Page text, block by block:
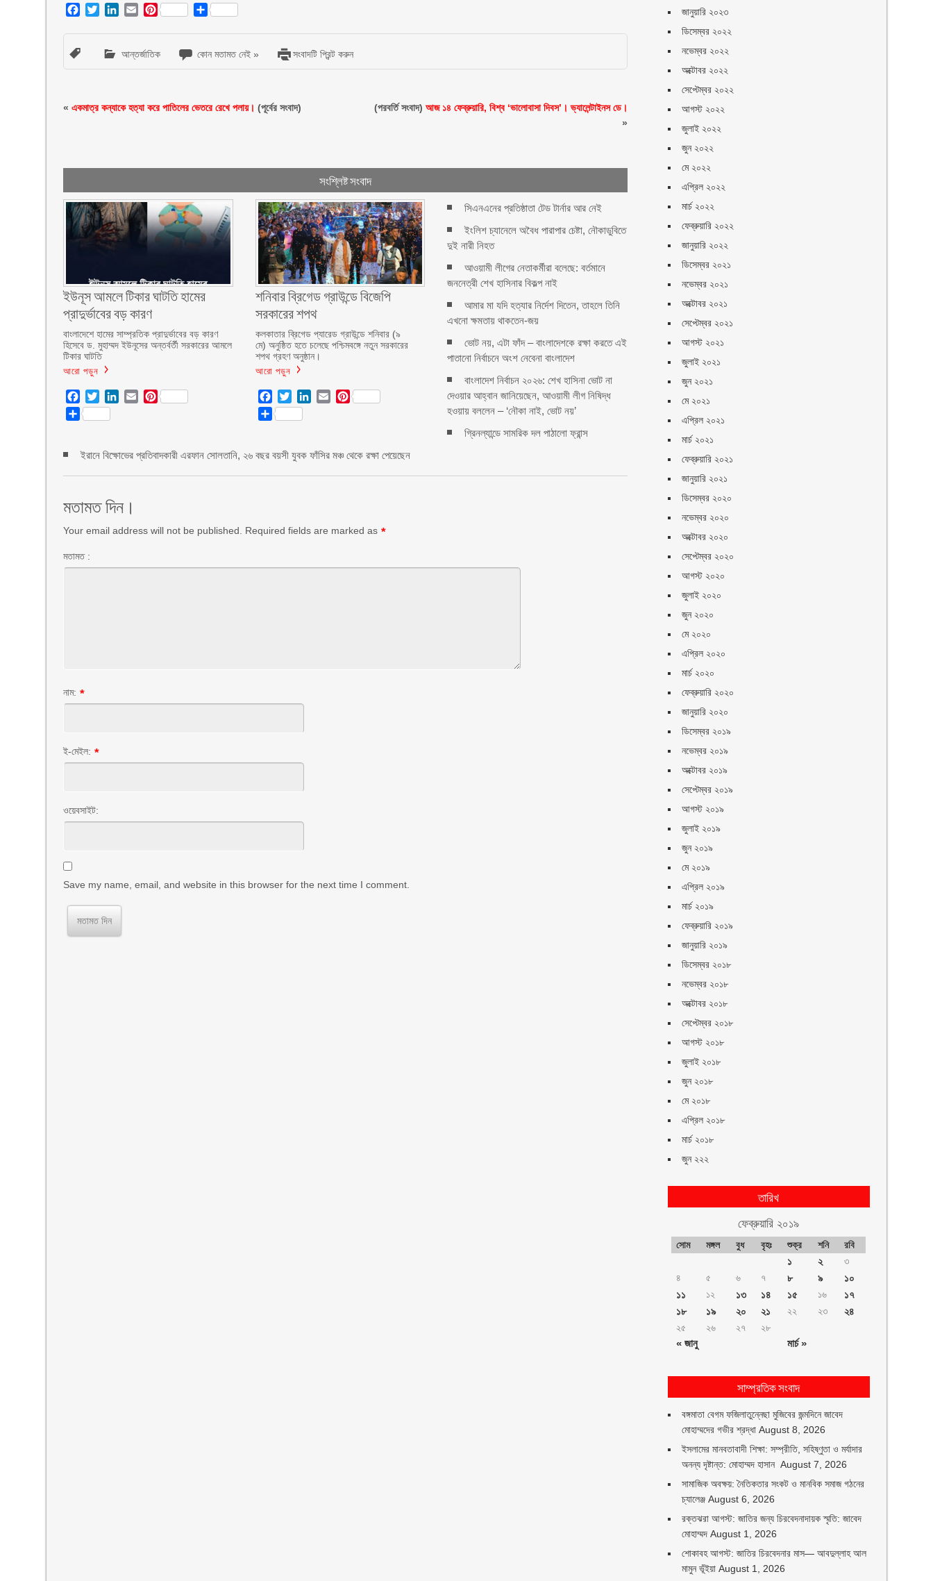
Facebook
TwitterLinkedIn
EmailPinterest Share
আন্তর্জাতিক কোন মতামত নেই » সংবাদটি প্রিন্ট করুন
«একমাত্র কন্যাকে হত্যা করে পাতিলের ভেতরে রেখে পলায়। (পূর্বের সংবাদ) (পরবর্তি সংবাদ)আজ ১৪ ফেব্রুয়ারি, বিশ্ব ‘ভালোবাসা দিবস’। ভ্যালেন্টাইনস ডে।
»
সংশ্লিষ্ট সংবাদ
ইউনূস আমলে টিকার ঘাটতি হামের
প্রাদুর্ভাবের বড় কারণ
বাংলাদেশে হামের সাম্প্রতিক প্রাদুর্ভাবের বড় কারণ
হিসেবে ড. মুহাম্মদ ইউনূসের অন্তর্বর্তী সরকারের আমলে
টিকার ঘাটতি
আরো পড়ুন
Facebook
TwitterLinkedIn
EmailPinterest
Share
শনিবার ব্রিগেড গ্রাউন্ডে বিজেপি
সরকারের শপথ
কলকাতার ব্রিগেড প্যারেড গ্রাউন্ডে শনিবার (৯
মে) অনুষ্ঠিত হতে চলেছে পশ্চিমবঙ্গে নতুন সরকারের
শপথ গ্রহণ অনুষ্ঠান।
আরো পড়ুন
Facebook
TwitterLinkedIn
EmailPinterest
Share
সিএনএনের প্রতিষ্ঠাতা টেড টার্নার আর নেই
ইংলিশ চ্যানেলে অবৈধ পারাপার চেষ্টা, নৌকাডুবিতে
দুই নারী নিহত
আওয়ামী লীগের নেতাকর্মীরা বলেছে: বর্তমানে
জননেত্রী শেখ হাসিনার বিকল্প নাই
আমার মা যদি হত্যার নির্দেশ দিতেন, তাহলে তিনি
এখনো ক্ষমতায় থাকতেন-জয়
ভোট নয়, এটা ফাঁদ – বাংলাদেশকে রক্ষা করতে এই
পাতানো নির্বাচনে অংশ নেবেনা বাংলাদেশ
বাংলাদেশ নির্বাচন ২০২৬: শেখ হাসিনা ভোট না
দেওয়ার আহ্বান জানিয়েছেন, আওয়ামী লীগ নিষিদ্ধ
হওয়ায় বললেন – ‘নৌকা নাই, ভোট নয়’
গ্রিনল্যান্ডে সামরিক দল পাঠালো ফ্রান্স
ইরানে বিক্ষোভের প্রতিবাদকারী এরফান সোলতানি, ২৬ বছর বয়সী যুবক ফাঁসির মঞ্চ থেকে রক্ষা পেয়েছেন
মতামত দিন।
Your email address will not be published. Required fields are marked as *
মতামত :
নাম: *
ই-মেইল: *
ওয়েবসাইট:
Save my name, email, and website in this browser for the next time I comment.
জানুয়ারি ২০২৩
ডিসেম্বর ২০২২
নভেম্বর ২০২২
অক্টোবর ২০২২
সেপ্টেম্বর ২০২২
আগস্ট ২০২২
জুলাই ২০২২
জুন ২০২২
মে ২০২২
এপ্রিল ২০২২
মার্চ ২০২২
ফেব্রুয়ারি ২০২২
জানুয়ারি ২০২২
ডিসেম্বর ২০২১
নভেম্বর ২০২১
অক্টোবর ২০২১
সেপ্টেম্বর ২০২১
আগস্ট ২০২১
জুলাই ২০২১
জুন ২০২১
মে ২০২১
এপ্রিল ২০২১
মার্চ ২০২১
ফেব্রুয়ারি ২০২১
জানুয়ারি ২০২১
ডিসেম্বর ২০২০
নভেম্বর ২০২০
অক্টোবর ২০২০
সেপ্টেম্বর ২০২০
আগস্ট ২০২০
জুলাই ২০২০
জুন ২০২০
মে ২০২০
এপ্রিল ২০২০
মার্চ ২০২০
ফেব্রুয়ারি ২০২০
জানুয়ারি ২০২০
ডিসেম্বর ২০১৯
নভেম্বর ২০১৯
অক্টোবর ২০১৯
সেপ্টেম্বর ২০১৯
আগস্ট ২০১৯
জুলাই ২০১৯
জুন ২০১৯
মে ২০১৯
এপ্রিল ২০১৯
মার্চ ২০১৯
ফেব্রুয়ারি ২০১৯
জানুয়ারি ২০১৯
ডিসেম্বর ২০১৮
নভেম্বর ২০১৮
অক্টোবর ২০১৮
সেপ্টেম্বর ২০১৮
আগস্ট ২০১৮
জুলাই ২০১৮
জুন ২০১৮
মে ২০১৮
এপ্রিল ২০১৮
মার্চ ২০১৮
জুন ২২২
তারিখ
ফেব্রুয়ারি ২০১৯
সোম মঙ্গল বুধ বৃহঃ শুক্র শনি রবি
« জানু মার্চ »
১ ২
৩
৪
৫ ৬ ৭ ৮ ৯
১০
১১
১২ ১৩ ১৪ ১৫ ১৬
১৭
১৮
১৯ ২০ ২১ ২২ ২৩ ২৪
২৫ ২৬ ২৭ ২৮
সাম্প্রতিক সংবাদ
বঙ্গমাতা বেগম ফজিলাতুন্নেছা মুজিবের জন্মদিনে জাবেদ
মোহাম্মদের গভীর শ্রদ্ধা August 8, 2026
ইসলামের মানবতাবাদী শিক্ষা: সম্প্রীতি, সহিষ্ণুতা ও মর্যাদার
অনন্য দৃষ্টান্ত: মোহাম্মদ হাসান August 7, 2026
সামাজিক অবক্ষয়: নৈতিকতার সংকট ও মানবিক সমাজ গঠনের
চ্যালেঞ্জ August 6, 2026
রক্তঝরা আগস্ট: জাতির জন্য চিরবেদনাদায়ক স্মৃতি: জাবেদ
মোহাম্মদ August 1, 2026
শোকাবহ আগস্ট: জাতির চিরবেদনার মাস— আবদুল্লাহ আল
মামুন ভূঁইয়া August 1, 2026